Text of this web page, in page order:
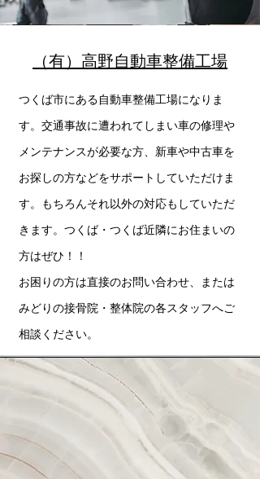
​（有）高野自動車整備工場
​つくば市にある自動車整備工場になりま
す。交通事故に遭われてしまい車の修理や
メンテナンスが必要な方、新車や中古車を
お探しの方などをサポートしていただけま
す。もちろんそれ以外の対応もしていただ
きます。つくば・つくば近隣にお住まいの
方はぜひ！！
​お困りの方は直接のお問い合わせ、または
みどりの接骨院・整体院の各スタッフへご
相談ください。